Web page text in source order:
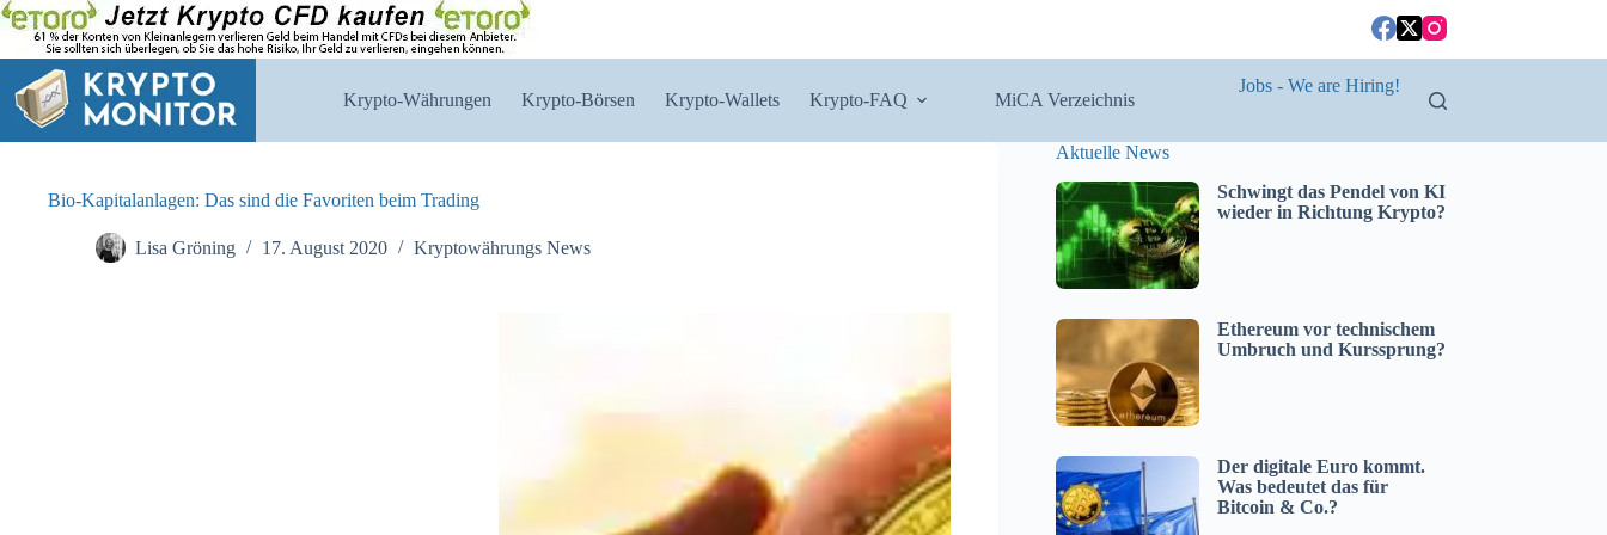
Zum
Inhalt
springen
Krypto-Währungen Krypto-Börsen Krypto-Wallets Krypto-FAQ MiCA Verzeichnis
Jobs - We are Hiring!
Bio-Kapitalanlagen: Das sind die Favoriten beim Trading
Lisa Gröning 17. August 2020 Kryptowährungs News
Aktuelle News
Schwingt das Pendel von KI
wieder in Richtung Krypto?
Ethereum vor technischem
Umbruch und Kurssprung?
Der digitale Euro kommt.
Was bedeutet das für
Bitcoin & Co.?